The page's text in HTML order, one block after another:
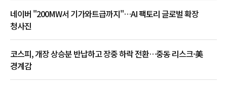
네이버 "200MW서 기가와트급까지"…AI 팩토리 글로벌 확장
청사진
코스피, 개장 상승분 반납하고 장중 하락 전환…중동 리스크·美
경계감